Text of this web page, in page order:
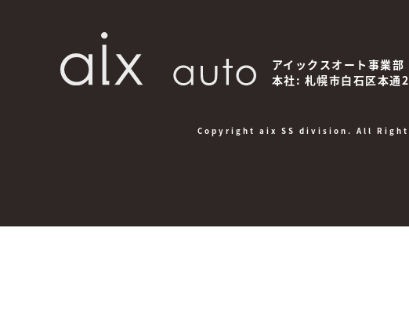
アイックスオート事業部
本社: 札幌市白石区本
Copyright aix SS division. All